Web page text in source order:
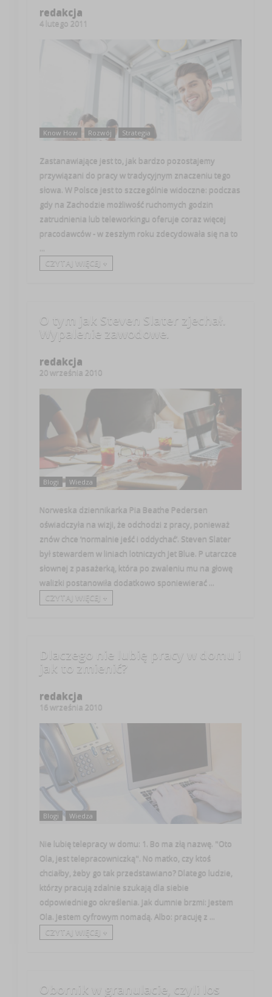
redakcja
4 lutego 2011
Know How Rozwój Strategia
Zastanawiające jest to, jak bardzo pozostajemy
przywiązani do pracy w tradycyjnym znaczeniu tego
słowa. W Polsce jest to szczególnie widoczne: podczas
gdy na Zachodzie możliwość ruchomych godzin
zatrudnienia lub teleworkingu oferuje coraz więcej
pracodawców - w zeszłym roku zdecydowała się na to
...
CZYTAJ WIĘCEJ +
O tym jak Steven Slater zjechał.
Wypalenie zawodowe.
redakcja
20 września 2010
Blogi Wiedza
Norweska dziennikarka Pia Beathe Pedersen
oświadczyła na wizji, że odchodzi z pracy, ponieważ
znów chce ‘normalnie jeść i oddychać’. Steven Slater
był stewardem w liniach lotniczych Jet Blue. P utarczce
słownej z pasażerką, która po zwaleniu mu na głowę
walizki postanowiła dodatkowo sponiewierać ...
CZYTAJ WIĘCEJ +
Dlaczego nie lubię pracy w domu i
jak to zmienić?
redakcja
16 września 2010
Blogi Wiedza
Nie lubię telepracy w domu: 1. Bo ma złą nazwę. "Oto
Ola, jest telepracowniczką". No matko, czy ktoś
chciałby, żeby go tak przedstawiano? Dlatego ludzie,
którzy pracują zdalnie szukają dla siebie
odpowiedniego określenia. Jak dumnie brzmi: Jestem
Ola. Jestem cyfrowym nomadą. Albo: pracuję z ...
CZYTAJ WIĘCEJ +
Obornik w granulacie, czyli los